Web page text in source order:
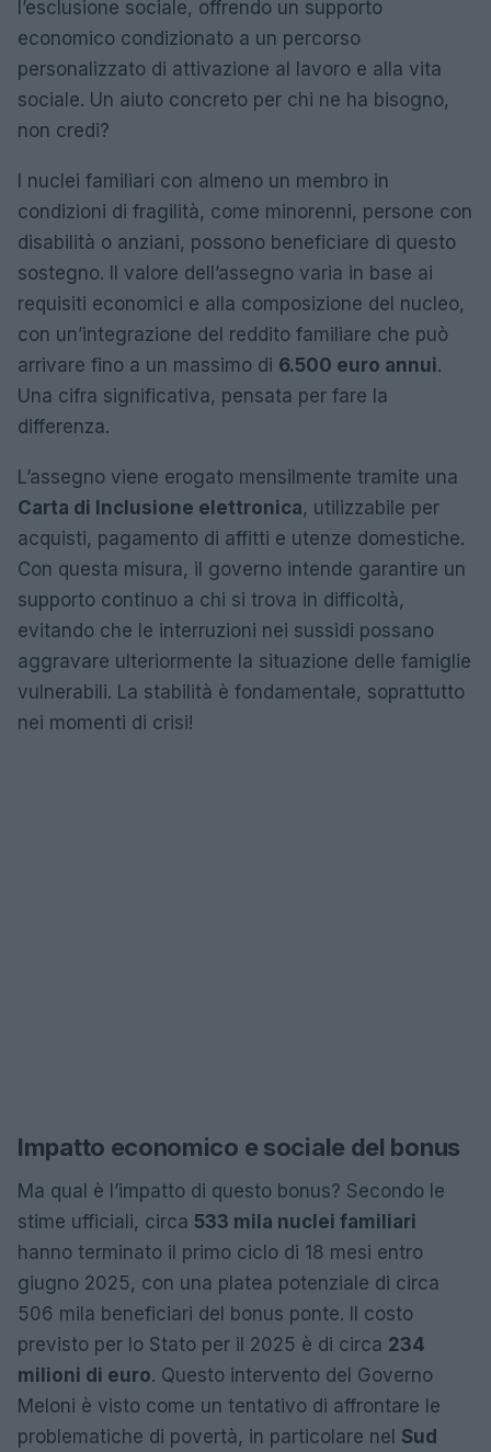
l’esclusione sociale, offrendo un supporto
economico condizionato a un percorso
personalizzato di attivazione al lavoro e alla vita
sociale. Un aiuto concreto per chi ne ha bisogno,
non credi?
I nuclei familiari con almeno un membro in
condizioni di fragilità, come minorenni, persone con
disabilità o anziani, possono beneficiare di questo
sostegno. Il valore dell’assegno varia in base ai
requisiti economici e alla composizione del nucleo,
con un’integrazione del reddito familiare che può
arrivare fino a un massimo di 6.500 euro annui.
Una cifra significativa, pensata per fare la
differenza.
L’assegno viene erogato mensilmente tramite una
Carta di Inclusione elettronica, utilizzabile per
acquisti, pagamento di affitti e utenze domestiche.
Con questa misura, il governo intende garantire un
supporto continuo a chi si trova in difficoltà,
evitando che le interruzioni nei sussidi possano
aggravare ulteriormente la situazione delle famiglie
vulnerabili. La stabilità è fondamentale, soprattutto
nei momenti di crisi!
Impatto economico e sociale del bonus
Ma qual è l’impatto di questo bonus? Secondo le
stime ufficiali, circa 533 mila nuclei familiari
hanno terminato il primo ciclo di 18 mesi entro
giugno 2025, con una platea potenziale di circa
506 mila beneficiari del bonus ponte. Il costo
previsto per lo Stato per il 2025 è di circa 234
milioni di euro. Questo intervento del Governo
Meloni è visto come un tentativo di affrontare le
problematiche di povertà, in particolare nel Sud